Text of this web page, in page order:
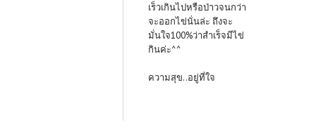
เร็วเกินไปหรือป่าวจนกว่า
จะออกไข่นั่นล่ะ ถึงจะ
มั่นใจ100%ว่าสำเร็จมีไข่
กินค่ะ^^
ความสุข..อยู่ที่ใจ